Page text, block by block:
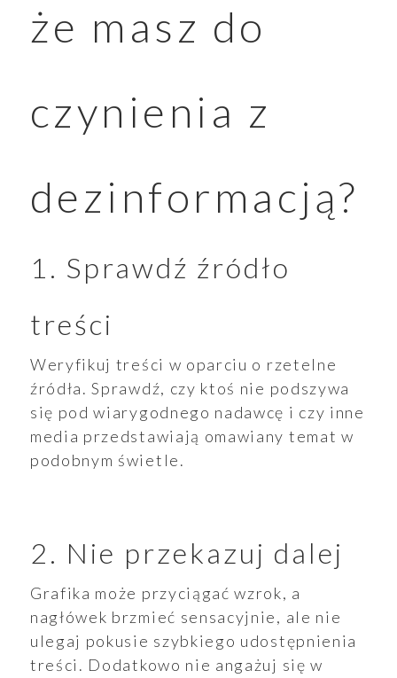
że masz do
czynienia z
dezinformacją?
1. Sprawdź źródło
treści
Weryfikuj treści w oparciu o rzetelne
źródła. Sprawdź, czy ktoś nie podszywa
się pod wiarygodnego nadawcę i czy inne
media przedstawiają omawiany temat w
podobnym świetle.
2. Nie przekazuj dalej
Grafika może przyciągać wzrok, a
nagłówek brzmieć sensacyjnie, ale nie
ulegaj pokusie szybkiego udostępnienia
treści. Dodatkowo nie angażuj się w